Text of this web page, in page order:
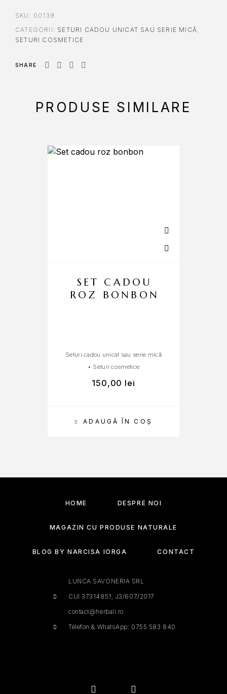
SKU: 00139
CATEGORII: SETURI CADOU UNICAT SAU SERIE MICĂ,
SETURI COSMETICE
SHARE
PRODUSE SIMILARE
ADAUGĂ ÎN COȘ
SET CADOU
ROZ BONBON
Seturi cadou unicat sau serie mică
• Seturi cosmetice
150,00 lei
HOME DESPRE NOI
MAGAZIN CU PRODUSE NATURALE
BLOG BY NARCISA IORGA CONTACT
LUNCA SAVONERIA SRL
CUI 37314851, J3/607/2017
contact@herball.ro
Telefon & WhatsApp: 0755 583 840